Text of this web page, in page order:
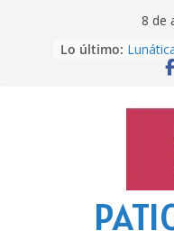
8 de
Lo último:
Pero,
‘La
Otra